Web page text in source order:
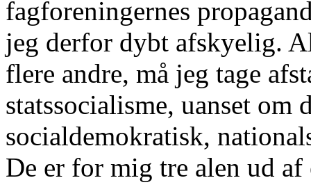
fagforeningernes
jeg derfor dybt afskyelig.
flere andre, må jeg tage
statssocialisme, uanset om
socialdemokratisk,
De er for mig tre alen ud